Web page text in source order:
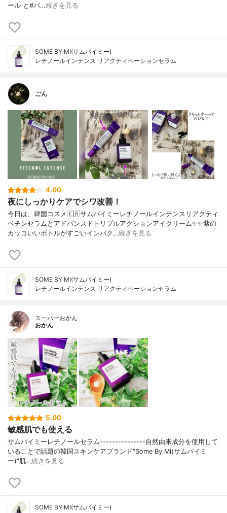
ール と#バ…続きを見る
SOME BY MI(サムバイミー)
レチノールインテンス リアクティベーションセラム
ごん
4.00
夜にしっかりケアでシワ改善！
今日は、韓国コスメ🇰🇷サムバイミーレチノールインテンスリアクティ
ベチンセラムとアドバンスドトリプルアクションアイクリーム✨✨紫の
カッコいいボトルがすごいインパク…続きを見る
SOME BY MI(サムバイミー)
レチノールインテンス リアクティベーションセラム
スーパーおかん
おかん
5.00
敏感肌でも使える
サムバイミーレチノールセラム---------------自然由来成分を使用して
いることで話題の韓国スキンケアブランド“Some By Mi(サムバイミ
ー)”肌…続きを見る
SOME BY MI(サムバイミー)